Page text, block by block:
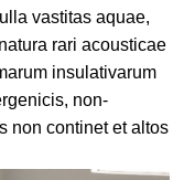
vastitas aquae,
rari acousticae
insulativarum
non-
non continet et altos